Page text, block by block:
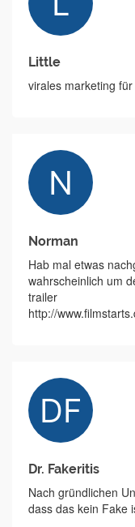
Little
virales marketing
Norman
Hab mal etwas
wahrscheinlich um
trailer
http://
Dr. Fakeritis
Nach gründlichen
dass das kein Fake